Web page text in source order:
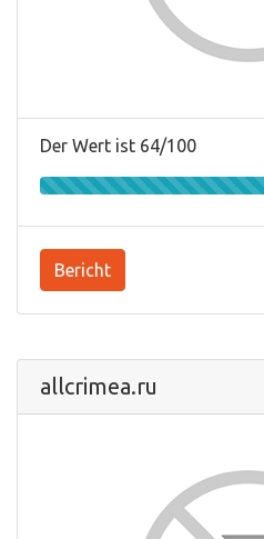
Der Wert ist 64/100
Bericht
allcrimea.ru